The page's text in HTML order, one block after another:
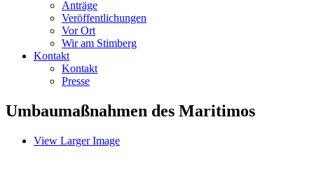
Anträge
Veröffentlichungen
Vor Ort
Wir am Stimberg
Kontakt
Kontakt
Presse
Umbaumaßnahmen des Maritimos
View Larger Image